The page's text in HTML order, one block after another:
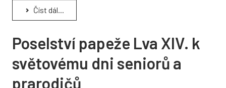
Číst dál...
Poselství papeže Lva XIV. k
světovému dni seniorů a
prarodičů